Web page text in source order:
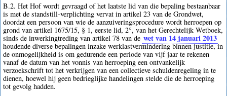
B.2. Het Hof wordt gevraagd of het laatste lid van die bepaling bestaanbaar
is met de standstill-verplichting vervat in artikel 23 van de Grondwet,
doordat een persoon van wie de aanzuiveringsprocedure wordt herroepen op
grond van artikel 1675/15, § 1, eerste lid, 2°, van het Gerechtelijk Wetboek,
sinds de inwerkingtreding van artikel 78 van de wet van 14 januari 2013
houdende diverse bepalingen inzake werklastvermindering binnen justitie, in
de onmogelijkheid is om gedurende een periode van vijf jaar te rekenen
vanaf de datum van het vonnis van herroeping een ontvankelijk
verzoekschrift tot het verkrijgen van een collectieve schuldenregeling in te
dienen, hoewel hij geen bedrieglijke handelingen stelde die de herroeping
tot gevolg hadden.